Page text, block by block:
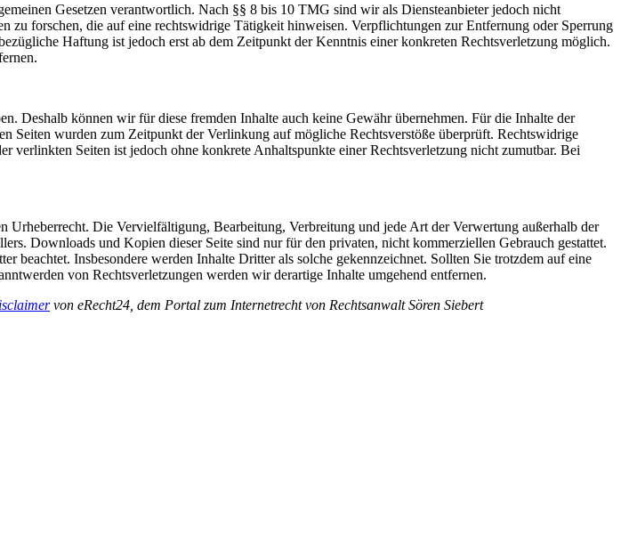
Gesetzen verantwortlich. Nach §§ 8 bis 10 TMG sind wir als Diensteanbieter jedoch nicht
zu forschen, die auf eine rechtswidrige Tätigkeit hinweisen. Verpflichtungen zur Entfernung oder Sperrung
Haftung ist jedoch erst ab dem Zeitpunkt der Kenntnis einer konkreten Rechtsverletzung möglich.
Deshalb können wir für diese fremden Inhalte auch keine Gewähr übernehmen. Für die Inhalte der
Seiten wurden zum Zeitpunkt der Verlinkung auf mögliche Rechtsverstöße überprüft. Rechtswidrige
Seiten ist jedoch ohne konkrete Anhaltspunkte einer Rechtsverletzung nicht zumutbar. Bei
Urheberrecht. Die Vervielfältigung, Bearbeitung, Verbreitung und jede Art der Verwertung außerhalb der
Downloads und Kopien dieser Seite sind nur für den privaten, nicht kommerziellen Gebrauch gestattet.
Insbesondere werden Inhalte Dritter als solche gekennzeichnet. Sollten Sie trotzdem auf eine
von Rechtsverletzungen werden wir derartige Inhalte umgehend entfernen.
von eRecht24, dem Portal zum Internetrecht von Rechtsanwalt Sören Siebert